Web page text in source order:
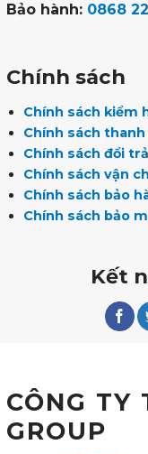
Bảo hành: 0868
Chính sách
Chính sách kiểm
Chính sách
Chính sách đổi trả
Chính sách vận
Chính sách bảo
Chính sách bảo
Kết
CÔNG TY
GROUP